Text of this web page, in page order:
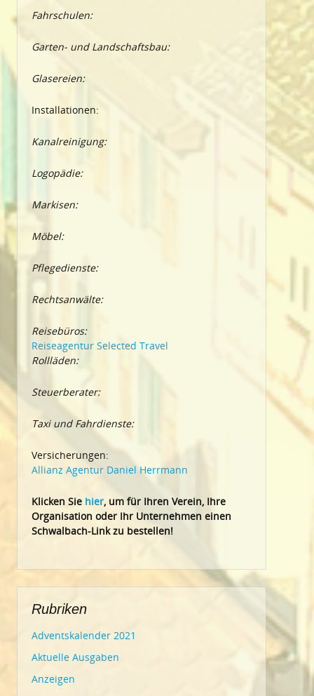
Fahrschulen:
Garten- und Landschaftsbau:
Glasereien:
Installationen:
Kanalreinigung:
Logopädie:
Markisen:
Möbel:
Pflegedienste:
Rechtsanwälte:
Reisebüros:
Reiseagentur Selected Travel
Rollläden:
Steuerberater:
Taxi und Fahrdienste:
Versicherungen:
Allianz Agentur Daniel Herrmann
Klicken Sie hier, um für Ihren Verein, Ihre
Organisation oder Ihr Unternehmen einen
Schwalbach-Link zu bestellen!
Rubriken
Adventskalender 2021
Aktuelle Ausgaben
Anzeigen